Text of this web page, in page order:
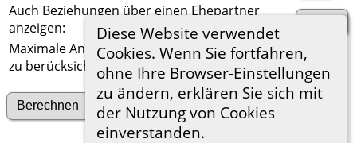
Diese Website verwendet
Cookies. Wenn Sie fortfahren,
ohne Ihre Browser-Einstellungen
zu ändern, erklären Sie sich mit
der Nutzung von Cookies
einverstanden.
Auch Beziehungen über einen Ehepartner
anzeigen:
Maximale Anzahl der
zu berücksichtigenden Generationen:
Suche nach anderen Verbindungen